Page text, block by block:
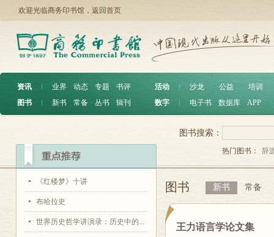
欢迎光临商务印书馆， 返回首页
资讯 ︱ 业界 动态 专题
书评
图书
︱ 新书 常备 丛书 辑刊
活动 沙龙 公益
培训
数字
电子书 数据库 APP
《红楼梦》十讲
布哈拉史
世界历史哲学讲演录：历史中的...
图书搜索：
热门图书： 辞
图书 新书 常备
王力语言学论文集